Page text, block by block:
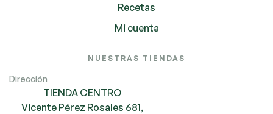
Recetas
Mi cuenta
NUESTRAS TIENDAS
Dirección
TIENDA CENTRO
Vicente Pérez Rosales 681,